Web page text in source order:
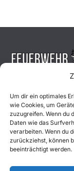
Um dir ein optimales
wie Cookies, um
zuzugreifen. Wenn du
Daten wie das
verarbeiten. Wenn du
zurückziehst, können
beeinträchtigt werden.
Aktuelles
Einsätze
Unsere Jugend
Mitglied werden